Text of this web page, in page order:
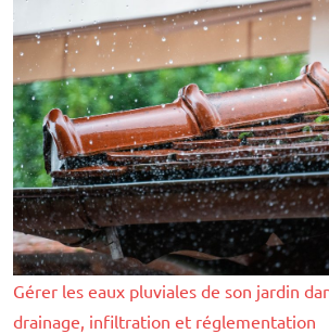
Gérer les eaux pluviales de son jardin
drainage, infiltration et réglementation